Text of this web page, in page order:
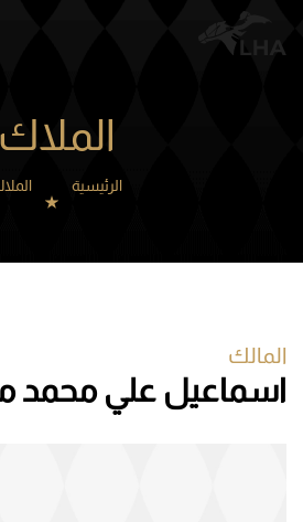
الملاك
الرئيسية
المالك
اسماعيل علي محمد